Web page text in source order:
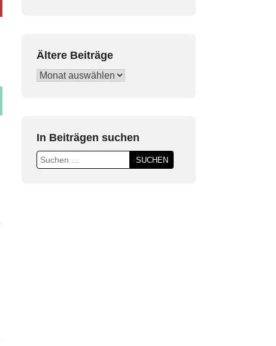
Ältere Beiträge
Ältere
In Beiträgen suchen
Suchen
nach: